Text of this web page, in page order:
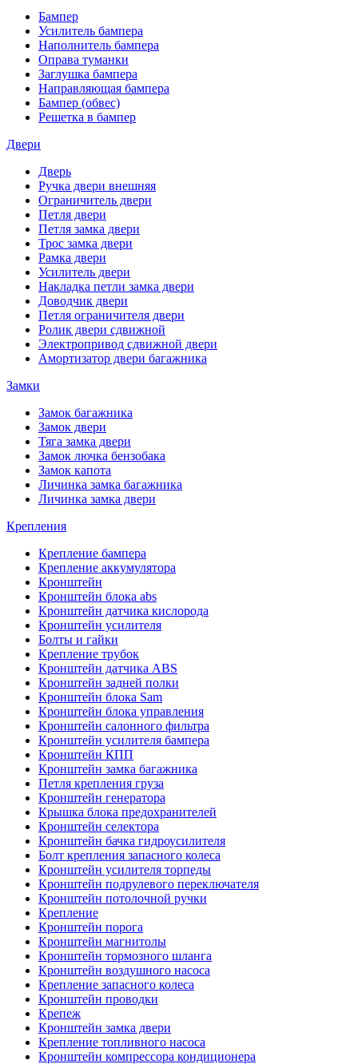
Бампер
Усилитель бампера
Наполнитель бампера
Оправа туманки
Заглушка бампера
Направляющая бампера
Бампер (обвес)
Решетка в бампер
Двери
Дверь
Ручка двери внешняя
Ограничитель двери
Петля двери
Петля замка двери
Трос замка двери
Рамка двери
Усилитель двери
Накладка петли замка двери
Доводчик двери
Петля ограничителя двери
Ролик двери сдвижной
Электропривод сдвижной двери
Амортизатор двери багажника
Замки
Замок багажника
Замок двери
Тяга замка двери
Замок лючка бензобака
Замок капота
Личинка замка багажника
Личинка замка двери
Крепления
Крепление бампера
Крепление аккумулятора
Кронштейн
Кронштейн блока abs
Кронштейн датчика кислорода
Кронштейн усилителя
Болты и гайки
Крепление трубок
Кронштейн датчика ABS
Кронштейн задней полки
Кронштейн блока Sam
Кронштейн блока управления
Кронштейн салонного фильтра
Кронштейн усилителя бампера
Кронштейн КПП
Кронштейн замка багажника
Петля крепления груза
Кронштейн генератора
Крышка блока предохранителей
Кронштейн селектора
Кронштейн бачка гидроусилителя
Болт крепления запасного колеса
Кронштейн усилителя торпеды
Кронштейн подрулевого переключателя
Кронштейн потолочной ручки
Крепление
Кронштейн порога
Кронштейн магнитолы
Кронштейн тормозного шланга
Кронштейн воздушного насоса
Крепление запасного колеса
Кронштейн проводки
Крепеж
Кронштейн замка двери
Крепление топливного насоса
Кронштейн компрессора кондиционера